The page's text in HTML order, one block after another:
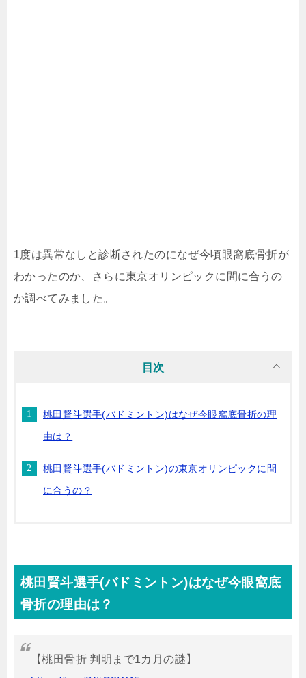
1度は異常なしと診断されたのになぜ今頃眼窩底骨折が
わかったのか、さらに東京オリンピックに間に合うの
か調べてみました。
目次
桃田賢斗選手(バドミントン)はなぜ今眼窩底骨折の理
由は？
桃田賢斗選手(バドミントン)の東京オリンピックに間
に合うの？
桃田賢斗選手(バドミントン)はなぜ今眼窩底
骨折の理由は？
【桃田骨折 判明まで1カ月の謎】